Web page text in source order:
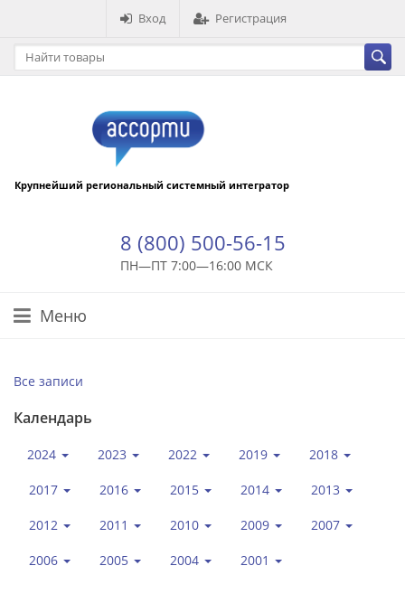
Вход Регистрация
Крупнейший региональный системный интегратор
8 (800) 500-56-15
ПН—ПТ 7:00—16:00 МСК
Меню
Все записи
Календарь
2024 2023 2022 2019 2018
2017 2016 2015 2014 2013
2012 2011 2010 2009 2007
2006 2005 2004 2001